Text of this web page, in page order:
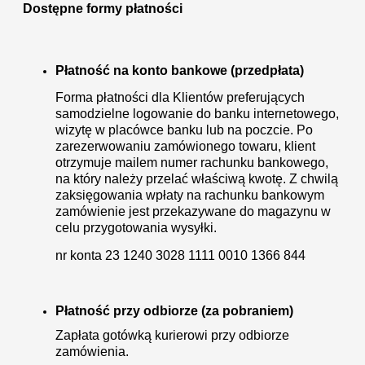
Dostępne formy płatności
Płatność na konto bankowe (przedpłata)
Forma płatności dla Klientów preferujących
samodzielne logowanie do banku internetowego,
wizytę w placówce banku lub na poczcie. Po
zarezerwowaniu zamówionego towaru, klient
otrzymuje mailem numer rachunku bankowego,
na który należy przelać właściwą kwotę. Z chwilą
zaksięgowania wpłaty na rachunku bankowym
zamówienie jest przekazywane do magazynu w
celu przygotowania wysyłki.
nr konta 23 1240 3028 1111 0010 1366 844
Płatność przy odbiorze (za pobraniem)
Zapłata gotówką kurierowi przy odbiorze
zamówienia.